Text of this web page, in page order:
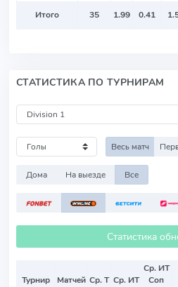
Итого 35 1.99 0.41
СТАТИСТИКА ПО ТУРНИРАМ
Весь матч
Дома На выезде Все
Статистика
Турнир Матчей Ср. Т Ср. ИТ
Ср. ИТ
Соп